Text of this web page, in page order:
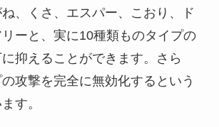
、くさ、エスパー、こおり、ド
ーと、実に10種類ものタイプの
抑えることができます。さら
攻撃を完全に無効化するという
す。